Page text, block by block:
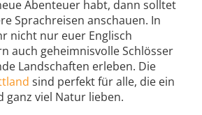
Abenteuer habt, dann solltet
Sprachreisen anschauen. In
nicht nur euer Englisch
auch geheimnisvolle Schlösser
Landschaften erleben. Die
sind perfekt für alle, die ein
ganz viel Natur lieben.